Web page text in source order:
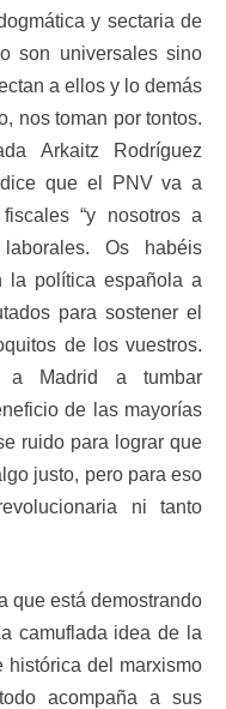
y sectaria de
son universales sino
a ellos y lo demás
nos toman por tontos.
Arkaitz Rodríguez
que el PNV va a
“y nosotros a
Os habéis
la política española a
para sostener el
de los vuestros.
a Madrid a tumbar
de las mayorías
ruido para lograr que
justo, pero para eso
ni tanto
que está demostrando
camuflada idea de la
histórica del marxismo
acompaña a sus